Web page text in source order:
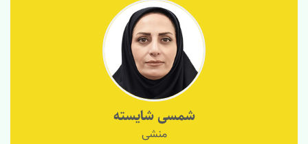
شمسی شایسته
منشی